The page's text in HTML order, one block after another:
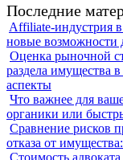
Последние
Affiliate-индустрия
новые возможности
Оценка рыночной
раздела имущества
аспекты
Что важнее для
органики или
Сравнение рисков
отказа от
Стоимость